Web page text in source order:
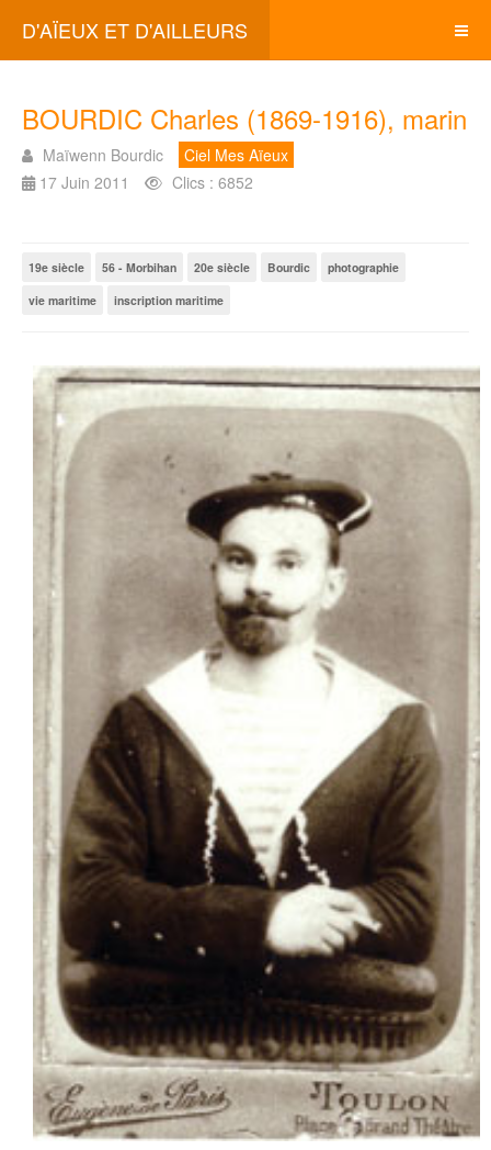
D'AÏEUX ET D'AILLEURS
BOURDIC Charles (1869-1916), marin
Maïwenn Bourdic
Ciel Mes Aïeux
17 Juin 2011
Clics : 6852
19e siècle 56 - Morbihan 20e siècle Bourdic
photographie
vie maritime
inscription maritime